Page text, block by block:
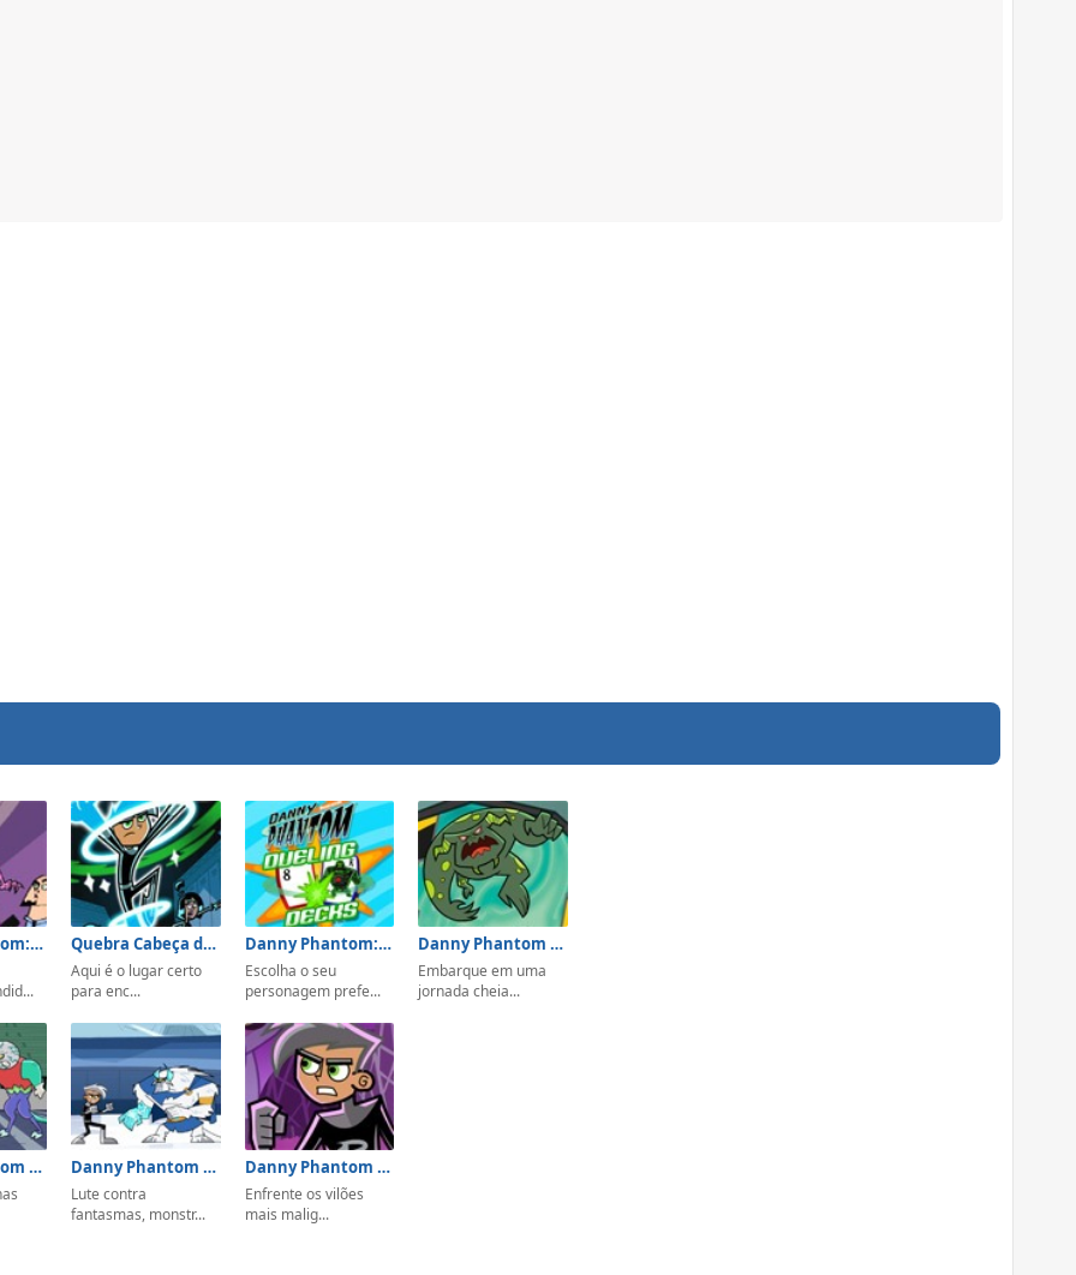
Danny Phantom: Prom Fright Quebra Cabeça do Danny Phantom
Aqui é o lugar certo
para enc...
Danny Phantom: Duelo de Cartas
Escolha o seu
personagem prefe...
Danny Phantom Portal Peril
Embarque em uma
jornada cheia...
Danny Phantom Enemy Face Off Danny Phantom Urban Jungle Rumble
Lute contra
fantasmas, monstr...
Danny Phantom Freak for All
Enfrente os vilões
mais malig...